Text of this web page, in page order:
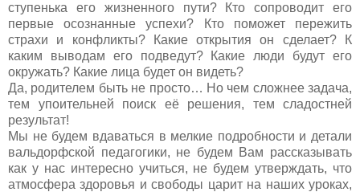
ступенька его жизненного пути? Кто сопроводит его
первые осознанные успехи? Кто поможет пережить
страхи и конфликты? Какие открытия он сделает? К
каким выводам его подведут? Какие люди будут его
окружать? Какие лица будет он видеть?
Да, родителем быть не просто… Но чем сложнее задача,
тем упоительней поиск её решения, тем сладостней
результат!
Мы не будем вдаваться в мелкие подробности и детали
вальдорфской педагогики, не будем Вам рассказывать
как у нас интересно учиться, не будем утверждать, что
атмосфера здоровья и свободы царит на наших уроках,